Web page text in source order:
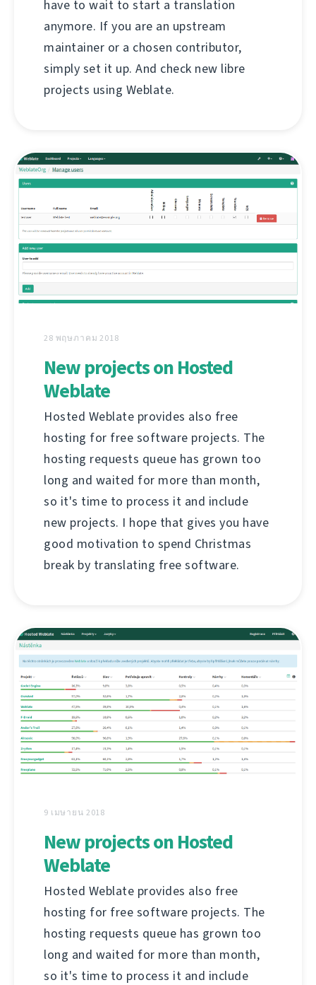
have to wait to start a translation
anymore. If you are an upstream
maintainer or a chosen contributor,
simply set it up. And check new libre
projects using Weblate.
28 พฤษภาคม 2018
New projects on Hosted
Weblate
Hosted Weblate provides also free
hosting for free software projects. The
hosting requests queue has grown too
long and waited for more than month,
so it's time to process it and include
new projects. I hope that gives you have
good motivation to spend Christmas
break by translating free software.
9 เมษายน 2018
New projects on Hosted
Weblate
Hosted Weblate provides also free
hosting for free software projects. The
hosting requests queue has grown too
long and waited for more than month,
so it's time to process it and include